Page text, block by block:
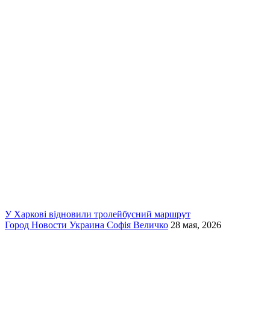
У Харкові відновили тролейбусний маршрут
Город Новости Украина Софія Величко 28 мая, 2026